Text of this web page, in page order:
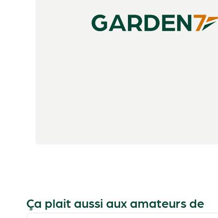
Ça plait aussi aux amateurs de